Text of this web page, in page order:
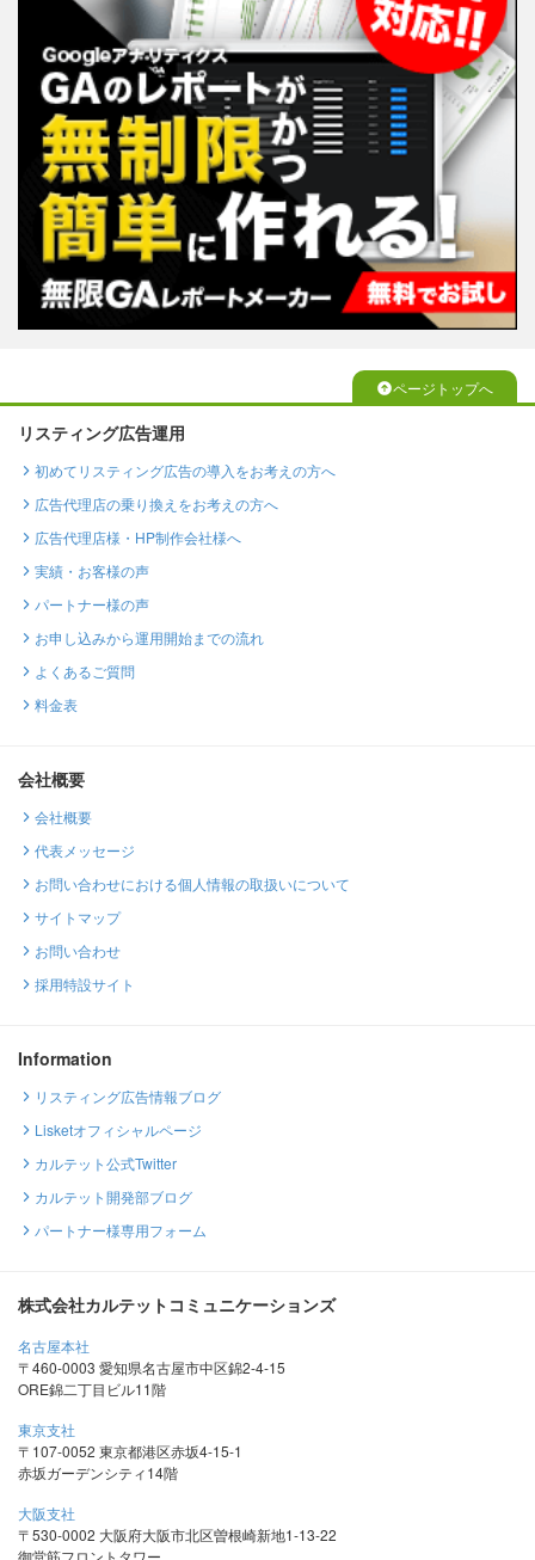
ページトップへ
リスティング広告運用
初めてリスティング広告の導入をお考えの方へ
広告代理店の乗り換えをお考えの方へ
広告代理店様・HP制作会社様へ
実績・お客様の声
パートナー様の声
お申し込みから運用開始までの流れ
よくあるご質問
料金表
会社概要
会社概要
代表メッセージ
お問い合わせにおける個人情報の取扱いについて
サイトマップ
お問い合わせ
採用特設サイト
Information
リスティング広告情報ブログ
Lisketオフィシャルページ
カルテット公式Twitter
カルテット開発部ブログ
パートナー様専用フォーム
株式会社カルテットコミュニケーションズ
名古屋本社
〒460-0003 愛知県名古屋市中区錦2-4-15
ORE錦二丁目ビル11階
東京支社
〒107-0052 東京都港区赤坂4-15-1
赤坂ガーデンシティ14階
大阪支社
〒530-0002 大阪府大阪市北区曽根崎新地1-13-22
御堂筋フロントタワー